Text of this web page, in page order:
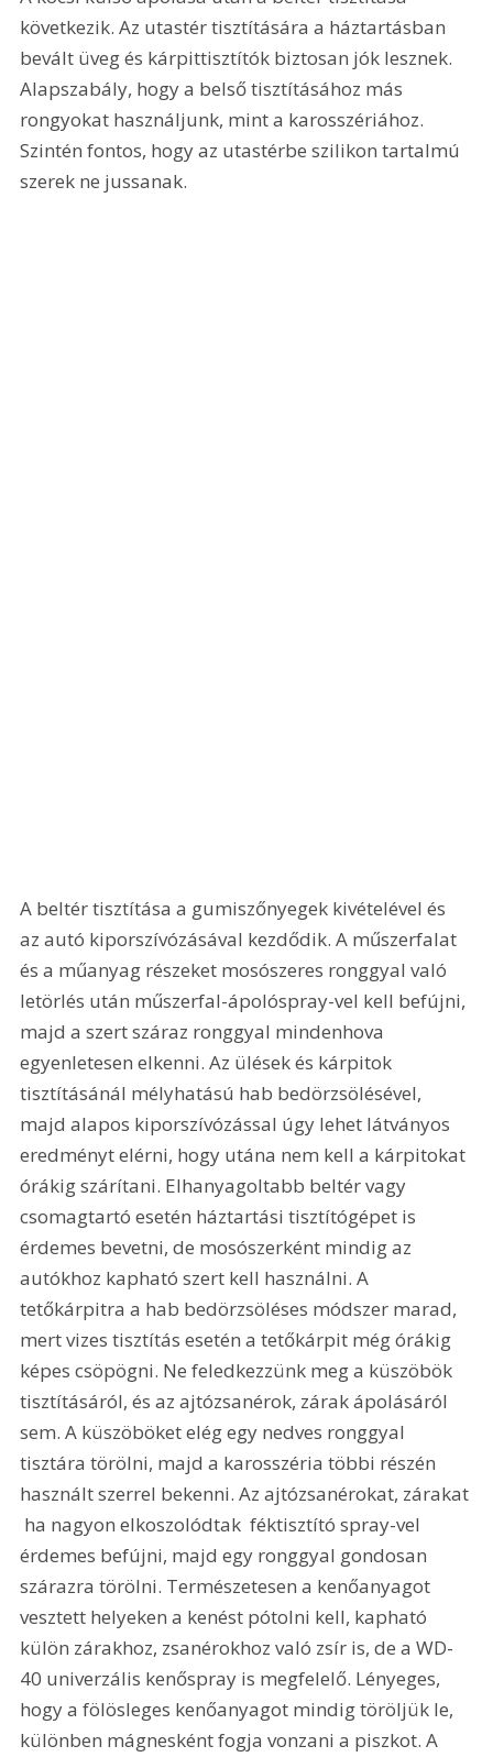
következik. Az utastér tisztítására a háztartásban
bevált üveg és kárpittisztítók biztosan jók lesznek.
Alapszabály, hogy a belső tisztításához más
rongyokat használjunk, mint a karosszériához.
Szintén fontos, hogy az utastérbe szilikon tartalmú
szerek ne jussanak.
A beltér tisztítása a gumiszőnyegek kivételével és
az autó kiporszívózásával kezdődik. A műszerfalat
és a műanyag részeket mosószeres ronggyal való
letörlés után műszerfal-ápolóspray-vel kell befújni,
majd a szert száraz ronggyal mindenhova
egyenletesen elkenni. Az ülések és kárpitok
tisztításánál mélyhatású hab bedörzsölésével,
majd alapos kiporszívózással úgy lehet látványos
eredményt elérni, hogy utána nem kell a kárpitokat
órákig szárítani. Elhanyagoltabb beltér vagy
csomagtartó esetén háztartási tisztítógépet is
érdemes bevetni, de mosószerként mindig az
autókhoz kapható szert kell használni. A
tetőkárpitra a hab bedörzsöléses módszer marad,
mert vizes tisztítás esetén a tetőkárpit még órákig
képes csöpögni. Ne feledkezzünk meg a küszöbök
tisztításáról, és az ajtózsanérok, zárak ápolásáról
sem. A küszöböket elég egy nedves ronggyal
tisztára törölni, majd a karosszéria többi részén
használt szerrel bekenni. Az ajtózsanérokat, zárakat
 ha nagyon elkoszolódtak  féktisztító spray-vel
érdemes befújni, majd egy ronggyal gondosan
szárazra törölni. Természetesen a kenőanyagot
vesztett helyeken a kenést pótolni kell, kapható
külön zárakhoz, zsanérokhoz való zsír is, de a WD-
40 univerzális kenőspray is megfelelő. Lényeges,
hogy a fölösleges kenőanyagot mindig töröljük le,
különben mágnesként fogja vonzani a piszkot. A